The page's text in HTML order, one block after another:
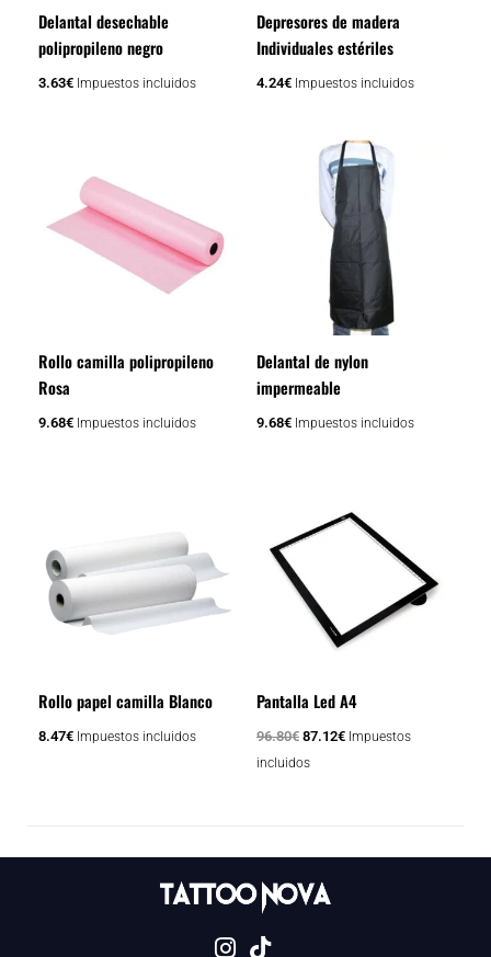
Delantal desechable
polipropileno negro
3.63€ Impuestos incluidos
Depresores de madera
Individuales estériles
4.24€ Impuestos incluidos
Rollo camilla polipropileno
Rosa
9.68€ Impuestos incluidos
Delantal de nylon
impermeable
9.68€ Impuestos incluidos
Rollo papel camilla Blanco
8.47€ Impuestos incluidos
Pantalla Led A4
96.80€
original
era:
87.12€
actual
Impuestos
incluidos